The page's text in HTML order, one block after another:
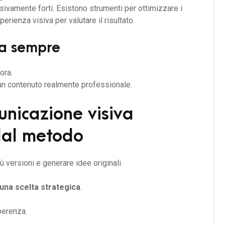
forti. Esistono strumenti per ottimizzare i
visiva per valutare il risultato.
sempre
contenuto realmente professionale.
visiva
metodo
versioni e generare idee originali.
una scelta strategica.